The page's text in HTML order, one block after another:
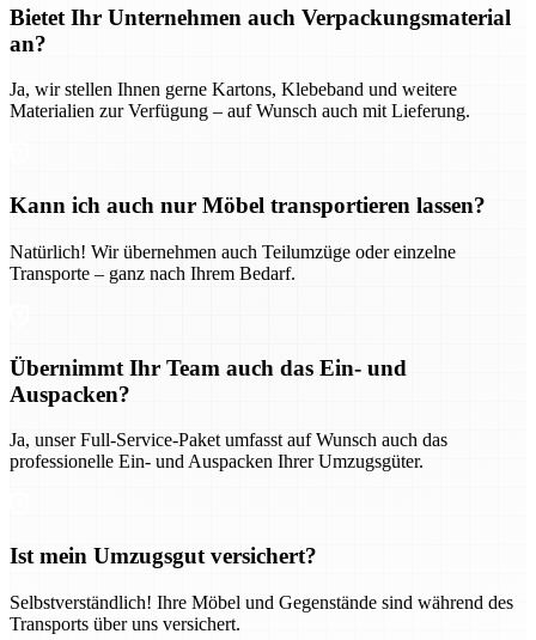
Bietet Ihr Unternehmen auch Verpackungsmaterial
an?
Ja, wir stellen Ihnen gerne Kartons, Klebeband und weitere
Materialien zur Verfügung – auf Wunsch auch mit Lieferung.
Kann ich auch nur Möbel transportieren lassen?
Natürlich! Wir übernehmen auch Teilumzüge oder einzelne
Transporte – ganz nach Ihrem Bedarf.
Übernimmt Ihr Team auch das Ein- und
Auspacken?
Ja, unser Full-Service-Paket umfasst auf Wunsch auch das
professionelle Ein- und Auspacken Ihrer Umzugsgüter.
Ist mein Umzugsgut versichert?
Selbstverständlich! Ihre Möbel und Gegenstände sind während des
Transports über uns versichert.